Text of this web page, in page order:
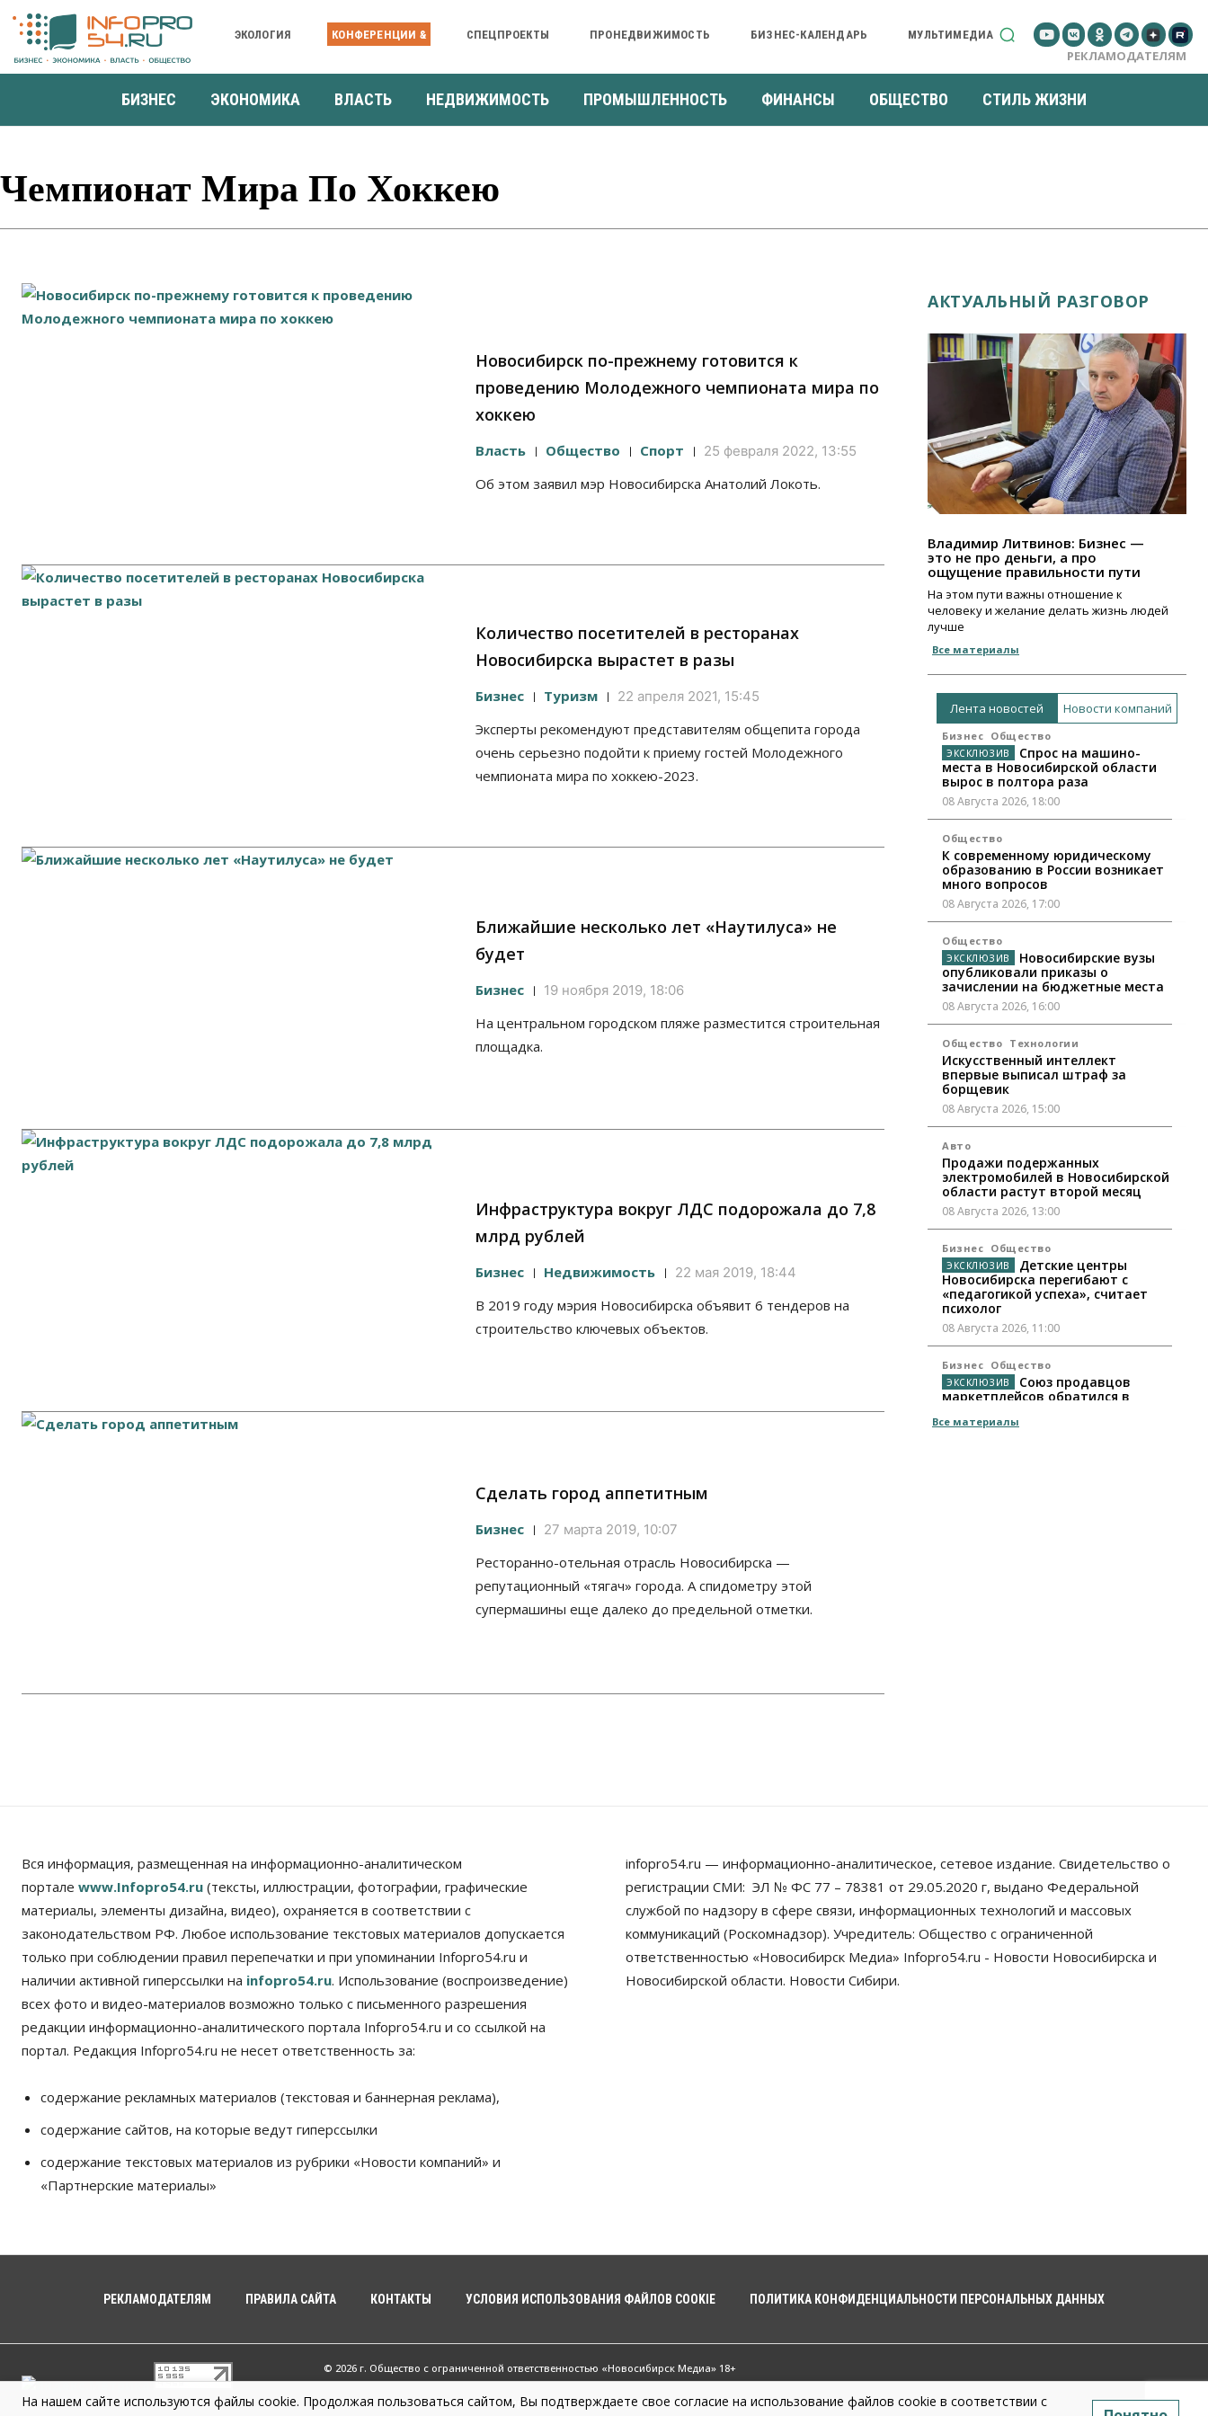
ЭКОЛОГИЯ КОНФЕРЕНЦИИ & СПЕЦПРОЕКТЫ ПРОНЕДВИЖИМОСТЬ БИЗНЕС-КАЛЕНДАРЬ МУЛЬТИМЕДИА
РЕКЛАМОДАТЕЛЯМ
БИЗНЕС ЭКОНОМИКА ВЛАСТЬ НЕДВИЖИМОСТЬ ПРОМЫШЛЕННОСТЬ ФИНАНСЫ ОБЩЕСТВО СТИЛЬ ЖИЗНИ
Чемпионат Мира По Хоккею
Новосибирск по-прежнему готовится к
проведению Молодежного чемпионата мира по
хоккею
Власть Общество Спорт 25 февраля 2022, 13:55
Об этом заявил мэр Новосибирска Анатолий Локоть.
Количество посетителей в ресторанах
Новосибирска вырастет в разы
Бизнес Туризм 22 апреля 2021, 15:45
Эксперты рекомендуют представителям общепита города
очень серьезно подойти к приему гостей Молодежного
чемпионата мира по хоккею-2023.
Ближайшие несколько лет «Наутилуса» не
будет
Бизнес 19 ноября 2019, 18:06
На центральном городском пляже разместится строительная
площадка.
Инфраструктура вокруг ЛДС подорожала до 7,8
млрд рублей
Бизнес Недвижимость 22 мая 2019, 18:44
В 2019 году мэрия Новосибирска объявит 6 тендеров на
строительство ключевых объектов.
Сделать город аппетитным
Бизнес 27 марта 2019, 10:07
Ресторанно-отельная отрасль Новосибирска —
репутационный «тягач» города. А спидометру этой
супермашины еще далеко до предельной отметки.
АКТУАЛЬНЫЙ РАЗГОВОР
Владимир Литвинов: Бизнес —
это не про деньги, а про
ощущение правильности пути
На этом пути важны отношение к
человеку и желание делать жизнь людей
лучше
Все материалы
Лента новостей Новости компаний
Бизнес Общество
Спрос на машино-
места в Новосибирской области
вырос в полтора раза
08 Августа 2026, 18:00
Общество
К современному юридическому
образованию в России возникает
много вопросов
08 Августа 2026, 17:00
Общество
Новосибирские вузы
опубликовали приказы о
зачислении на бюджетные места
08 Августа 2026, 16:00
Общество Технологии
Искусственный интеллект
впервые выписал штраф за
борщевик
08 Августа 2026, 15:00
Авто
Продажи подержанных
электромобилей в Новосибирской
области растут второй месяц
08 Августа 2026, 13:00
Бизнес Общество
Детские центры
Новосибирска перегибают с
«педагогикой успеха», считает
психолог
08 Августа 2026, 11:00
Бизнес Общество
Союз продавцов
маркетплейсов обратился в
WB
Бизнес Недвижимость Общество
Новосибирцы стали
упрощенной схеме
07 Августа 2026, 16:00
семьям вручили сертификаты на
покупку автомобилей
Треть автовладельцев в
Новосибирской области
«поставили машины на прикол»
Все материалы
Вся информация, размещенная на информационно-аналитическом
портале www.Infopro54.ru (тексты, иллюстрации, фотографии, графические
материалы, элементы дизайна, видео), охраняется в соответствии с
законодательством РФ. Любое использование текстовых материалов допускается
только при соблюдении правил перепечатки и при упоминании Infopro54.ru и
наличии активной гиперссылки на infopro54.ru. Использование (воспроизведение)
всех фото и видео-материалов возможно только с письменного разрешения
редакции информационно-аналитического портала Infopro54.ru и со ссылкой на
портал. Редакция Infopro54.ru не несет ответственность за:
содержание рекламных материалов (текстовая и баннерная реклама),
содержание сайтов, на которые ведут гиперссылки
содержание текстовых материалов из рубрики «Новости компаний» и
«Партнерские материалы»
infopro54.ru — информационно-аналитическое, сетевое издание. Свидетельство о
регистрации СМИ: ЭЛ № ФС 77 – 78381 от 29.05.2020 г, выдано Федеральной
службой по надзору в сфере связи, информационных технологий и массовых
коммуникаций (Роскомнадзор). Учредитель: Общество с ограниченной
ответственностью «Новосибирск Медиа» Infopro54.ru - Новости Новосибирска и
Новосибирской области. Новости Сибири.
РЕКЛАМОДАТЕЛЯМ ПРАВИЛА САЙТА КОНТАКТЫ УСЛОВИЯ ИСПОЛЬЗОВАНИЯ ФАЙЛОВ COOKIE ПОЛИТИКА КОНФИДЕНЦИАЛЬНОСТИ ПЕРСОНАЛЬНЫХ ДАННЫХ
© 2026 г. Общество с ограниченной ответственностью «Новосибирск Медиа» 18+
Infopro54 - Важные новости Новосибирска и Новосибирской области. Новости Сибири
На нашем сайте используются файлы cookie. Продолжая пользоваться сайтом, Вы подтверждаете свое согласие на использование файлов cookie в соответствии с